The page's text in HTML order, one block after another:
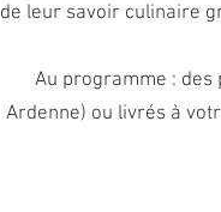
de leur savoir culinaire
Au programme :
Ardenne) ou livrés à